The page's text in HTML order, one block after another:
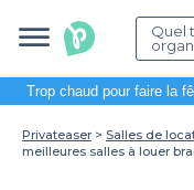
Quel
Trop chaud pour faire la
Privateaser Salles de
meilleures salles à louer